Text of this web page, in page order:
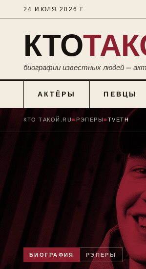
24 ИЮЛЯ 2026 Г.
КТО
биографии известных людей —
АКТЁРЫ ПЕВЦЫ
КТО ТАКОЙ.RU■ РЭПЕРЫ■ TVETH
БИОГРАФИЯ РЭПЕРЫ